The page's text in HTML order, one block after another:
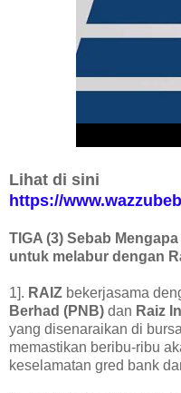
Lihat di sini
https://
TIGA (3) Sebab
untuk melabur dengan
1]. RAIZ bekerjasama
Berhad (PNB) dan Raiz
yang disenaraikan di
memastikan beribu-ribu
keselamatan gred bank